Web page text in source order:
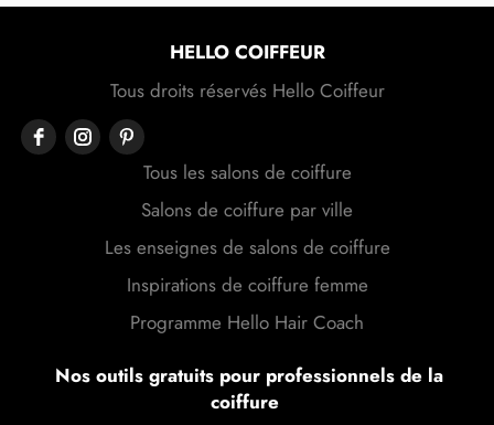
HELLO COIFFEUR
Tous droits réservés Hello Coiffeur
Tous les salons de coiffure
Salons de coiffure par ville
Les enseignes de salons de coiffure
Inspirations de coiffure femme
Programme Hello Hair Coach
Nos outils gratuits pour professionnels de la
coiffure